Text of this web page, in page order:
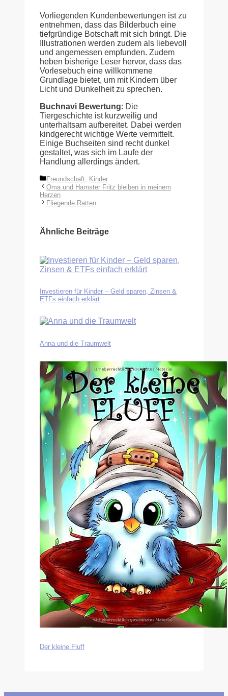
Vorliegenden Kundenbewertungen ist zu
entnehmen, dass das Bilderbuch eine
tiefgründige Botschaft mit sich bringt. Die
Illustrationen werden zudem als liebevoll
und angemessen empfunden. Zudem
heben bisherige Leser hervor, dass das
Vorlesebuch eine willkommene
Grundlage bietet, um mit Kindern über
Licht und Dunkelheit zu sprechen.
Buchnavi Bewertung: Die
Tiergeschichte ist kurzweilig und
unterhaltsam aufbereitet. Dabei werden
kindgerecht wichtige Werte vermittelt.
Einige Buchseiten sind recht dunkel
gestaltet, was sich im Laufe der
Handlung allerdings ändert.
Kategorien
Freundschaft, Kinder
Oma und Hamster Fritz bleiben in meinem
Herzen
Fliegende Ratten
Ähnliche Beiträge
Investieren für Kinder – Geld sparen, Zinsen &
ETFs einfach erklärt
Anna und die Traumwelt
Der kleine Fluff